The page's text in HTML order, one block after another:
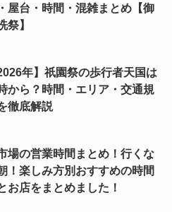
屋台・時間・混雑まとめ【御
祭】
2026年】祇園祭の歩行者天国は
から？時間・エリア・交通規
徹底解説
場の営業時間まとめ！行くな
！楽しみ方別おすすめの時間
お店をまとめました！